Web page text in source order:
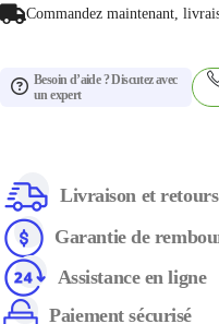
Commandez maintenant,
Besoin d’aide ? Discutez avec
un expert
Livraison et
Garantie de
Assistance en ligne
Paiement sécurisé